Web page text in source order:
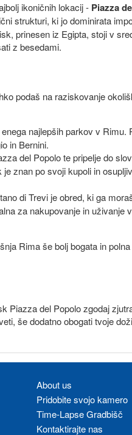
ikoničnih lokacij - Piazza
strukturi, ki jo dominirata
prinesen iz Egipta, stoji v
z besedami.
podaš na raziskovanje
najlepših parkov v
in Bernini.
del Popolo te pripelje do
znan po svoji kupoli in
di Trevi je obred, ki ga
za nakupovanje in
Rima še bolj bogata in
Piazza del Popolo zgodaj
še dodatno obogati tvoje
About us
Pridobite svojo kamero
Time-Lapse Gradbišč
Kontaktirajte nas